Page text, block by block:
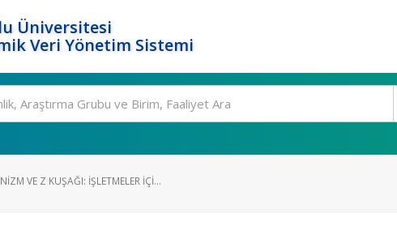
Üniversitesi
Veri Yönetim Sistemi
VE Z KUŞAĞI: İŞLETMELER IÇI...